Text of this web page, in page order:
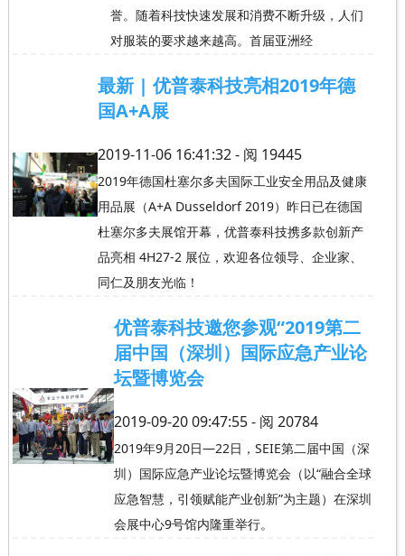
誉。随着科技快速发展和消费不断升级，人们
对服装的要求越来越高。首届亚洲经
最新 | 优普泰科技亮相2019年德
国A+A展
2019-11-06 16:41:32 - 阅 19445
2019年德国杜塞尔多夫国际工业安全用品及健康
用品展（A+A Dusseldorf 2019）昨日已在德国
杜塞尔多夫展馆开幕，优普泰科技携多款创新产
品亮相 4H27-2 展位，欢迎各位领导、企业家、
同仁及朋友光临！
优普泰科技邀您参观“2019第二
届中国（深圳）国际应急产业论
坛暨博览会
2019-09-20 09:47:55 - 阅 20784
2019年9月20日—22日，SEIE第二届中国（深
圳）国际应急产业论坛暨博览会（以“融合全球
应急智慧，引领赋能产业创新”为主题）在深圳
会展中心9号馆内隆重举行。